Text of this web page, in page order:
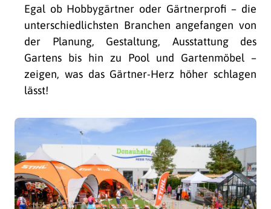
Egal ob Hobbygärtner oder Gärtnerprofi – die
unterschiedlichsten Branchen angefangen von
der Planung, Gestaltung, Ausstattung des
Gartens bis hin zu Pool und Gartenmöbel –
zeigen, was das Gärtner-Herz höher schlagen
lässt!